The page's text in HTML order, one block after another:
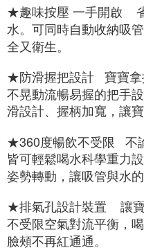
★趣味按壓 一手開啟
水。可同時自動收納吸
全又衛生。
★防滑握把設計   寶寶
不晃動流暢易握的把手
滑設計、握柄加寬，讓
★360度暢飲不受限   不
皆可輕鬆喝水科學重力
姿勢轉動，讓吸管與水
★排氣孔設計裝置    讓
不受限空氣對流平衡，
臉頰不再紅通通。